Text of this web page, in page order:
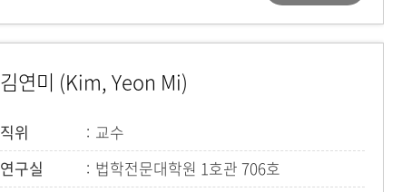
김연미 (Kim, Yeon Mi)
직위
교수
연구실
법학전문대학원 1호관 706호